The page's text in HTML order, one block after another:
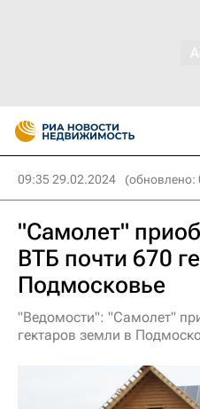
09:35 29.02.2024 (обновлено:
"Самолет"
ВТБ почти 670
Подмосковье
"Ведомости": "Самолет"
гектаров земли в